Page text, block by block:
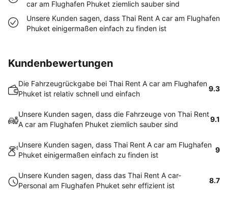
car am Flughafen Phuket ziemlich sauber sind
Unsere Kunden sagen, dass Thai Rent A car am Flughafen
Phuket einigermaßen einfach zu finden ist
Kundenbewertungen
Die Fahrzeugrückgabe bei Thai Rent A car am Flughafen
Phuket ist relativ schnell und einfach
9.3
Unsere Kunden sagen, dass die Fahrzeuge von Thai Rent
A car am Flughafen Phuket ziemlich sauber sind
9.1
Unsere Kunden sagen, dass Thai Rent A car am Flughafen
Phuket einigermaßen einfach zu finden ist
9
Unsere Kunden sagen, dass das Thai Rent A car-
Personal am Flughafen Phuket sehr effizient ist
8.7